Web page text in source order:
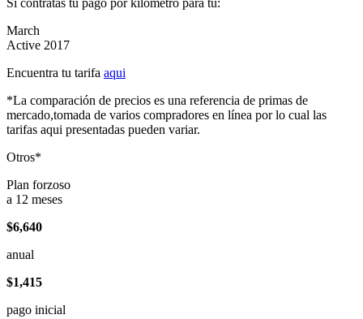
March
Active 2017
Encuentra tu tarifa aqui
*La comparación de precios es una referencia de primas de
mercado,tomada de varios compradores en línea por lo cual las
tarifas aqui presentadas pueden variar.
Otros*
Plan forzoso
a 12 meses
$6,640
anual
$1,415
pago inicial